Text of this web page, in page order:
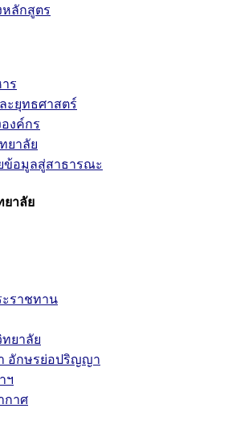
หลักสูตร
ร
ะยุทธศาสตร์
งค์กร
ยาลัย
ยข้อมูลสู่สาธารณะ
าลัย
ะราชทาน
ทยาลัย
อักษรย่อปริญญา
ฯ
กาศ